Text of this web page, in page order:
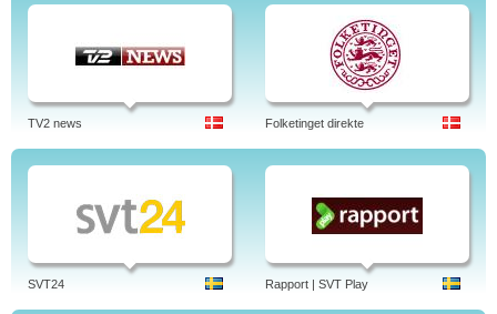
TV2 news Folketinget direkte
SVT24 Rapport | SVT Play